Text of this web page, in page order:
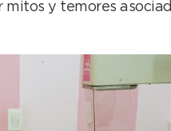
y temores